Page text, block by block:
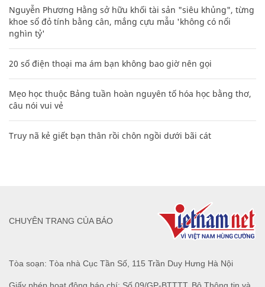
Nguyễn Phương Hằng sở hữu khối tài sản "siêu khủng", từng
khoe sổ đỏ tính bằng cân, mắng cựu mẫu 'không có nổi
nghìn tỷ'
20 số điện thoại ma ám bạn không bao giờ nên gọi
Mẹo học thuộc Bảng tuần hoàn nguyên tố hóa học bằng thơ,
câu nói vui vẻ
Truy nã kẻ giết bạn thân rồi chôn ngồi dưới bãi cát
Tòa soạn: Tòa nhà Cục Tần Số, 115 Trần Duy Hưng Hà Nội
CHUYÊN TRANG CỦA BÁO